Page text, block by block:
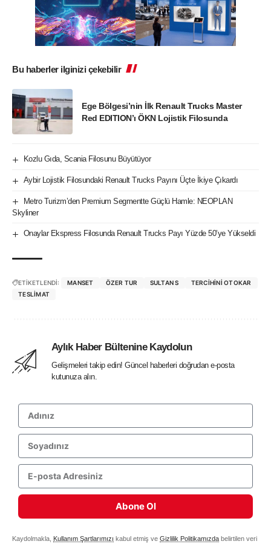
Bu haberler ilginizi çekebilir
Ege Bölgesi’nin İlk Renault Trucks Master
Red EDITION’ı ÖKN Lojistik Filosunda
Kozlu Gıda, Scania Filosunu Büyütüyor
Aybir Lojistik Filosundaki Renault Trucks Payını Üçte İkiye Çıkardı
Metro Turizm’den Premium Segmentte Güçlü Hamle: NEOPLAN
Skyliner
Onaylar Ekspress Filosunda Renault Trucks Payı Yüzde 50’ye Yükseldi
ETİKETLENDİ: MANSET ÖZER TUR SULTAN S
TERCIHINI OTOKAR
TESLIMAT
Aylık Haber Bültenine Kaydolun
Gelişmeleri takip edin! Güncel haberleri doğrudan e-posta
kutunuza alın.
Abone Ol
Kaydolmakla, Kullanım Şartlarımızı kabul etmiş ve Gizlilik Politikamızda belirtilen veri